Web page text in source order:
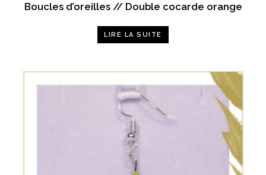
Boucles d’oreilles // Double cocarde orange
LIRE LA SUITE